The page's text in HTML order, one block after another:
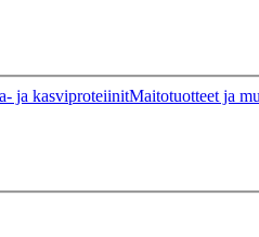
ja kasviproteiinitMaitotuotteet ja